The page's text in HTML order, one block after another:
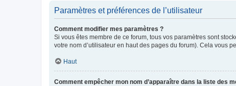
Paramètres et préférences de l’utilisateur
Comment modifier mes paramètres ?
Si vous êtes membre de ce forum, tous vos paramètres sont
votre nom d’utilisateur en haut des pages du forum). Cela vous
Haut
Comment empêcher mon nom d’apparaître dans la liste des